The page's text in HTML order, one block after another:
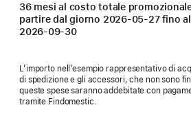
36 mesi al costo totale
partire dal giorno 2026-05-27fino
2026-09-30
L’importo nell’esempio rappresentativo di
di spedizione e gli accessori, che non sono
queste spese saranno addebitate con
tramite Findomestic.